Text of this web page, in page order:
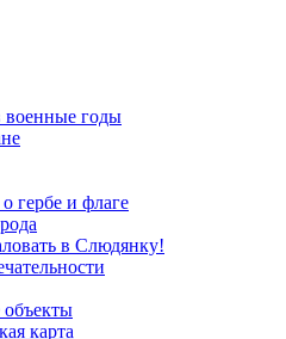
военные годы
гербе и флаге
в Слюдянку!
карта